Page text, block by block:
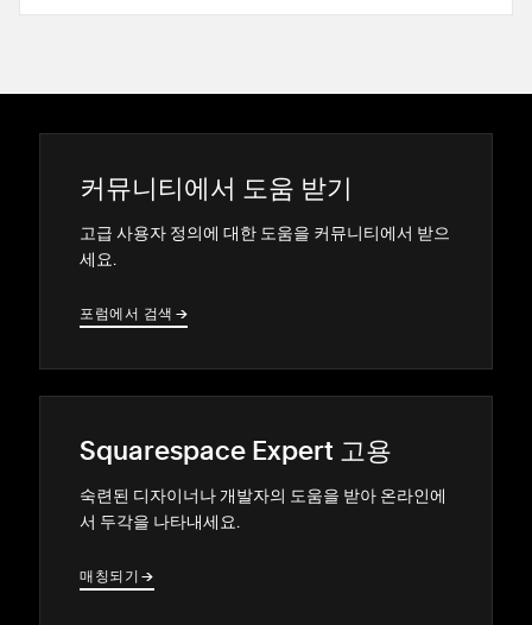
커뮤니티에서 도움 받기
고급 사용자 정의에 대한 도움을 커뮤니티에서 받으
세요.
포럼에서 검색 →
→
Squarespace Expert 고용
숙련된 디자이너나 개발자의 도움을 받아 온라인에
서 두각을 나타내세요.
매칭되기 →
→